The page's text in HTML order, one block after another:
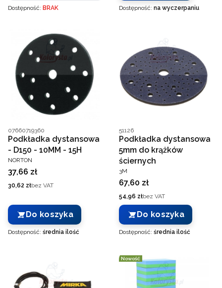
Dostępność: BRAK Dostępność: na wyczerpaniu
Kod producenta
07660719360
Podkładka dystansowa
- D150 - 10MM - 15H
PRODUCENT
NORTON
Cena
37,66 zł
Cena
30,62 złbez VAT
Do koszyka
Dostępność: średnia ilość
Kod producenta
51126
Podkładka dystansowa
5mm do krążków
ściernych
PRODUCENT
3M
Cena
67,60 zł
Cena
54,96 złbez VAT
Do koszyka
Dostępność: średnia ilość
Nowość